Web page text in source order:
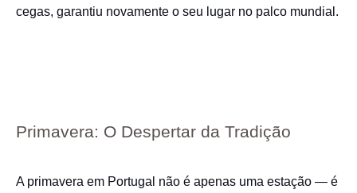
cegas, garantiu novamente o seu lugar no palco mundial.
Primavera: O Despertar da Tradição
A primavera em Portugal não é apenas uma estação — é